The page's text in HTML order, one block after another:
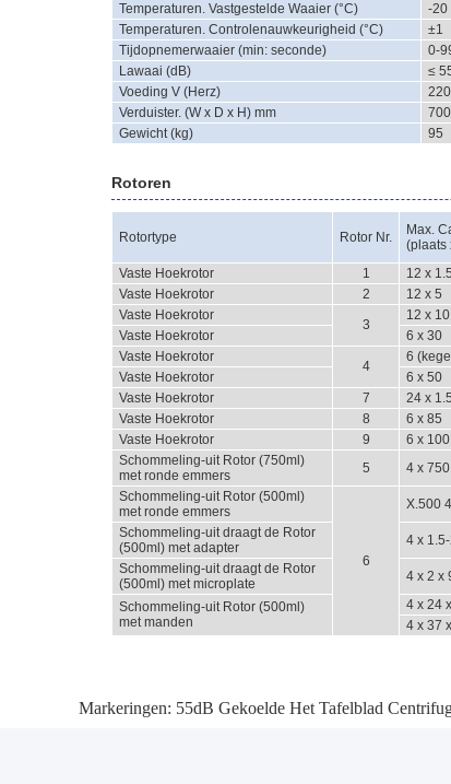
Temperaturen. Vastgestelde Waaier (°C)
-20
Temperaturen. Controlenauwkeurigheid (°C)
±1
Tijdopnemerwaaier (min: seconde)
0-
Lawaai (dB)
≤
Voeding V (Herz)
Verduister. (W x D x H) mm
Gewicht (kg)
95
Rotoren
Rotortype Rotor Nr.
Max.
(plaats
Vaste Hoekrotor
1 12 x
Vaste Hoekrotor
2 12 x 5
Vaste Hoekrotor
3
12 x 10
Vaste Hoekrotor
6 x 30
Vaste Hoekrotor
4
6
Vaste Hoekrotor
6 x 50
Vaste Hoekrotor
7 24 x
Vaste Hoekrotor
8 6 x 85
Vaste Hoekrotor
9 6 x 100
Schommeling-uit Rotor (750ml)
met ronde emmers
5 4 x 750
Schommeling-uit Rotor (500ml)
met ronde emmers
6
X.500 4
Schommeling-uit draagt de Rotor
(500ml) met adapter
4 x
Schommeling-uit draagt de Rotor
(500ml) met microplate
4 x 2 x
Schommeling-uit Rotor (500ml)
met manden
4 x 24
4 x 37
Markeringen: 55dB Gekoelde Het Tafelblad